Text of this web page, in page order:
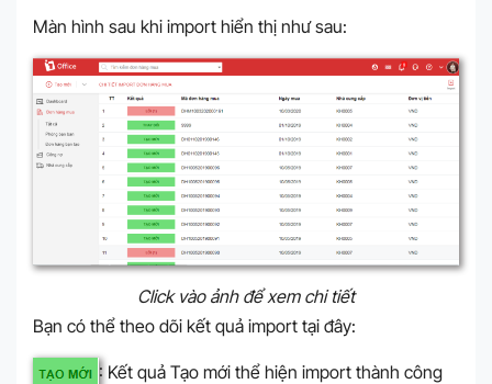
Màn hình sau khi import hiển thị như sau:
Click vào ảnh để xem chi tiết
Bạn có thể theo dõi kết quả import tại đây:
: Kết quả Tạo mới thể hiện import thành công